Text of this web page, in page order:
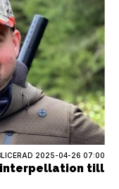
2025-04-26 07:00
interpellation till